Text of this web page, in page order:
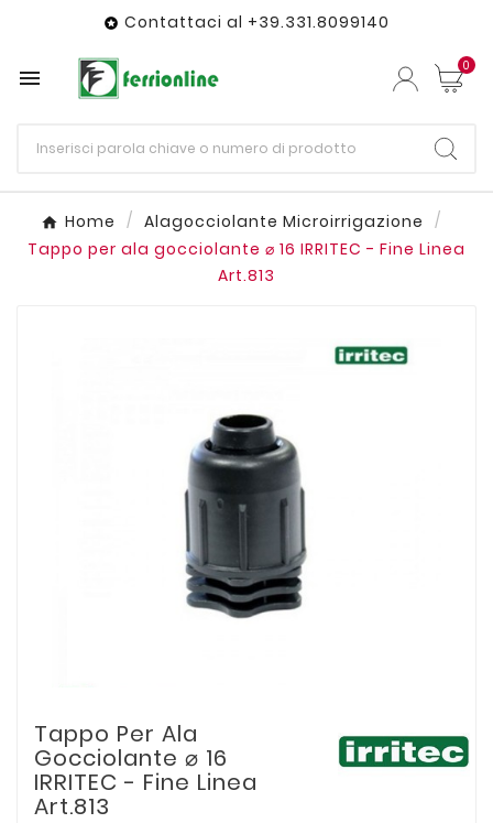
 Contattaci al +39.331.8099140
 0
Home
Alagocciolante Microirrigazione
Tappo per ala gocciolante ⌀ 16 IRRITEC - Fine Linea
Art.813
Tappo Per Ala
Gocciolante ⌀ 16
IRRITEC - Fine Linea
Art.813